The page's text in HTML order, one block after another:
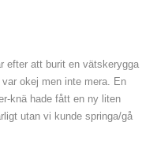
efter att burit en vätskerygga
okej men inte mera. En
knä hade fått en ny liten
utan vi kunde springa/gå